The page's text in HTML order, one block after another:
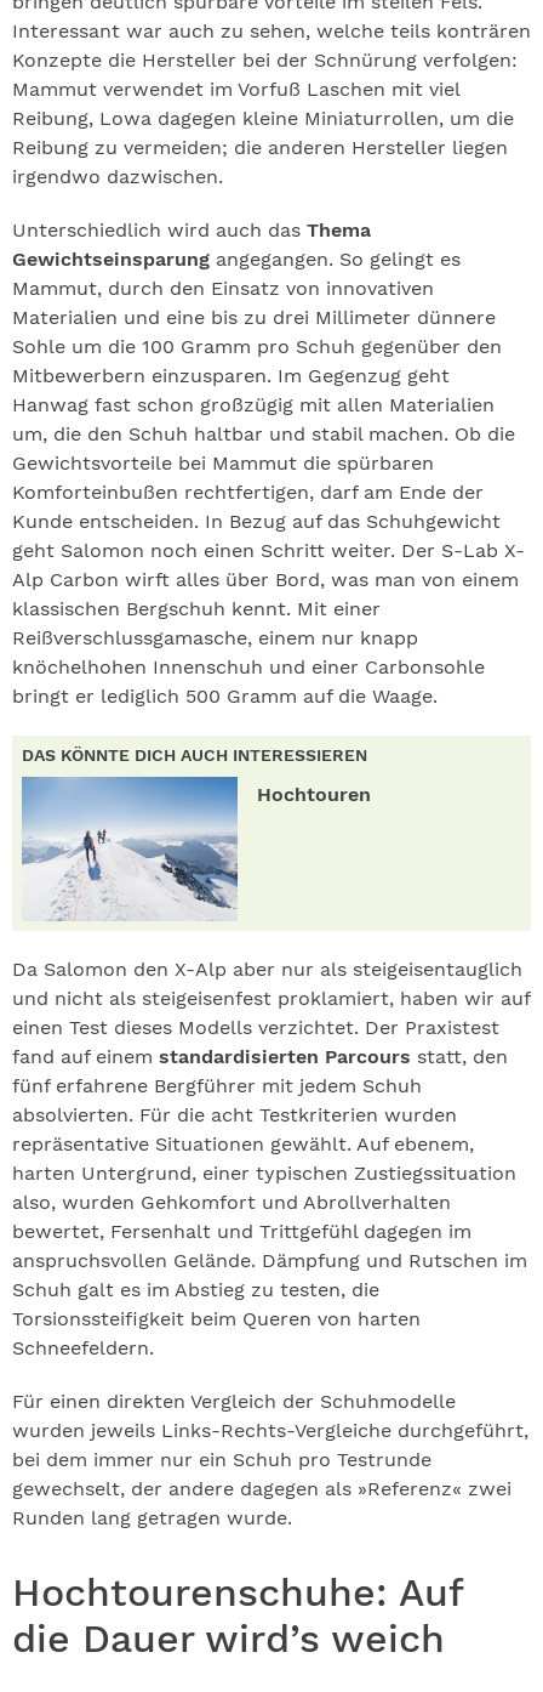
Interessant war auch zu sehen, welche teils konträren
Konzepte die Hersteller bei der Schnürung verfolgen:
Mammut verwendet im Vorfuß Laschen mit viel
Reibung, Lowa dagegen kleine Miniaturrollen, um die
Reibung zu vermeiden; die anderen Hersteller liegen
irgendwo dazwischen.
Unterschiedlich wird auch das Thema
Gewichtseinsparung angegangen. So gelingt es
Mammut, durch den Einsatz von innovativen
Materialien und eine bis zu drei Millimeter dünnere
Sohle um die 100 Gramm pro Schuh gegenüber den
Mitbewerbern einzusparen. Im Gegenzug geht
Hanwag fast schon großzügig mit allen Materialien
um, die den Schuh haltbar und stabil machen. Ob die
Gewichtsvorteile bei Mammut die spürbaren
Komforteinbußen rechtfertigen, darf am Ende der
Kunde entscheiden. In Bezug auf das Schuhgewicht
geht Salomon noch einen Schritt weiter. Der S-Lab X-
Alp Carbon wirft alles über Bord, was man von einem
klassischen Bergschuh kennt. Mit einer
Reißverschlussgamasche, einem nur knapp
knöchelhohen Innenschuh und einer Carbonsohle
bringt er lediglich 500 Gramm auf die Waage.
DAS KÖNNTE DICH AUCH INTERESSIEREN
Hochtouren
Da Salomon den X-Alp aber nur als steigeisentauglich
und nicht als steigeisenfest proklamiert, haben wir auf
einen Test dieses Modells verzichtet. Der Praxistest
fand auf einem standardisierten Parcours statt, den
fünf erfahrene Bergführer mit jedem Schuh
absolvierten. Für die acht Testkriterien wurden
repräsentative Situationen gewählt. Auf ebenem,
harten Untergrund, einer typischen Zustiegssituation
also, wurden Gehkomfort und Abrollverhalten
bewertet, Fersenhalt und Trittgefühl dagegen im
anspruchsvollen Gelände. Dämpfung und Rutschen im
Schuh galt es im Abstieg zu testen, die
Torsionssteifigkeit beim Queren von harten
Schneefeldern.
Für einen direkten Vergleich der Schuhmodelle
wurden jeweils Links-Rechts-Vergleiche durchgeführt,
bei dem immer nur ein Schuh pro Testrunde
gewechselt, der andere dagegen als »Referenz« zwei
Runden lang getragen wurde.
Hochtourenschuhe: Auf
die Dauer wird’s weich